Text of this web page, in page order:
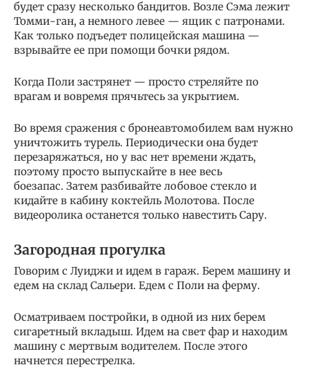
будет сразу несколько бандитов. Возле Сэма лежит
Томми-ган, а немного левее — ящик с патронами.
Как только подъедет полицейская машина —
взрывайте ее при помощи бочки рядом.
Когда Поли застрянет — просто стреляйте по
врагам и вовремя прячьтесь за укрытием.
Во время сражения с бронеавтомобилем вам нужно
уничтожить турель. Периодически она будет
перезаряжаться, но у вас нет времени ждать,
поэтому просто выпускайте в нее весь
боезапас. Затем разбивайте лобовое стекло и
кидайте в кабину коктейль Молотова. После
видеоролика останется только навестить Сару.
Загородная прогулка
Говорим с Луиджи и идем в гараж. Берем машину и
едем на склад Сальери. Едем с Поли на ферму.
Осматриваем постройки, в одной из них берем
сигаретный вкладыш. Идем на свет фар и находим
машину с мертвым водителем. После этого
начнется перестрелка.